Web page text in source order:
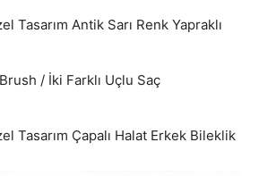
Tasarım Antik Sarı Renk Yapraklı
/ İki Farklı Uçlu Saç
Tasarım Çapalı Halat Erkek Bileklik